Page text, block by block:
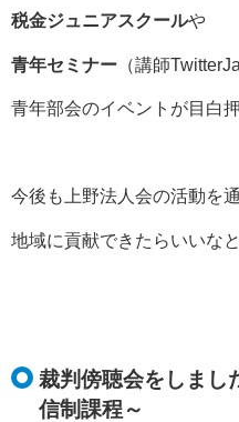
税金ジュニアスクールや
青年セミナー （講師
青年部会のイベントが目白押
今後も上野法人会の活動を通
地域に貢献できたらいいな
裁判傍聴会をしまし
信制課程～